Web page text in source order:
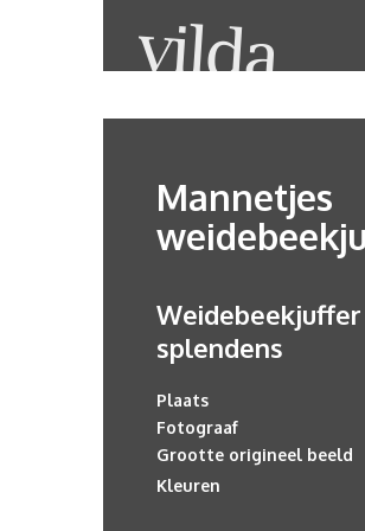
Mannetjes
splendens
Plaats
Fotograaf
Grootte origineel beeld
Kleuren